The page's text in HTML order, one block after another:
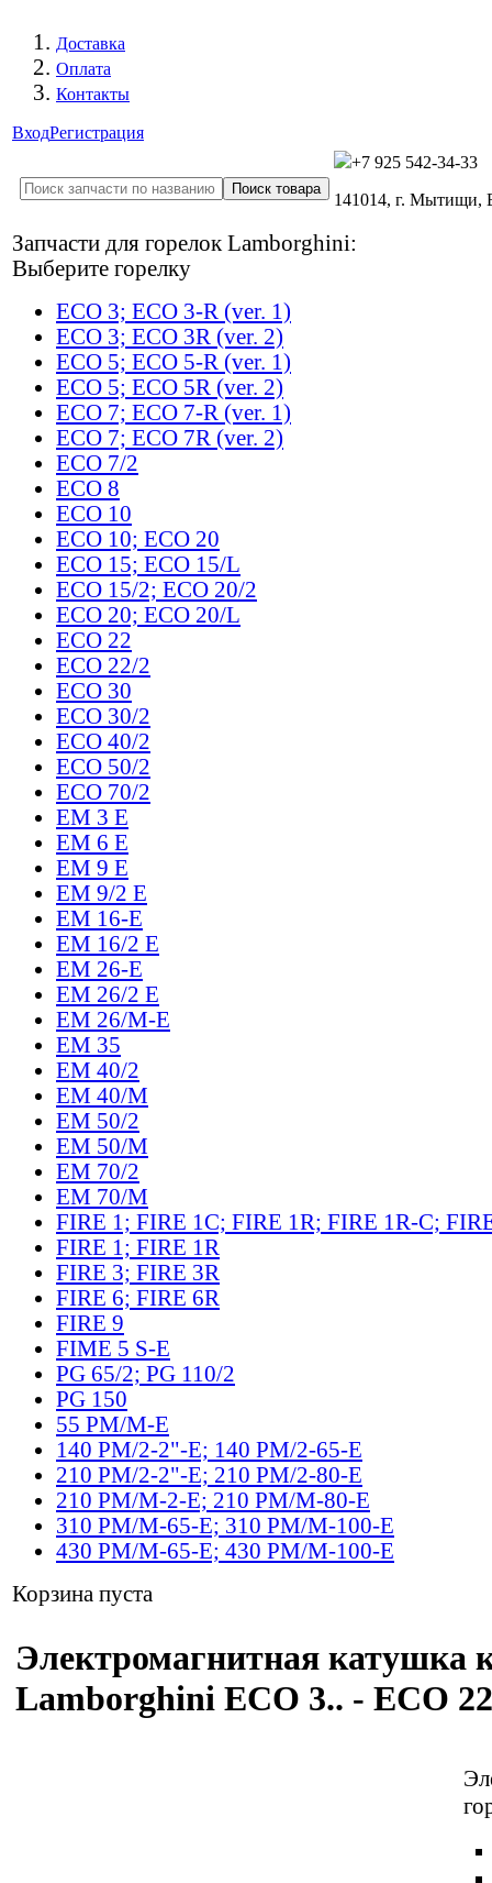
Доставка
Оплата
Контакты
ВходРегистрация
+7 925 542-34-33
141014, г. Мытищи,
Запчасти для горелок Lamborghini:
Выберите горелку
ECO 3; ECO 3-R (ver. 1)
ECO 3; ECO 3R (ver. 2)
ECO 5; ECO 5-R (ver. 1)
ECO 5; ECO 5R (ver. 2)
ECO 7; ECO 7-R (ver. 1)
ECO 7; ECO 7R (ver. 2)
ECO 7/2
ECO 8
ECO 10
ECO 10; ECO 20
ECO 15; ECO 15/L
ECO 15/2; ECO 20/2
ECO 20; ECO 20/L
ECO 22
ECO 22/2
ECO 30
ECO 30/2
ECO 40/2
ECO 50/2
ECO 70/2
EM 3 E
EM 6 E
EM 9 E
EM 9/2 E
EM 16-E
EM 16/2 E
EM 26-E
EM 26/2 E
EM 26/M-E
EM 35
EM 40/2
EM 40/M
EM 50/2
EM 50/M
EM 70/2
EM 70/M
FIRE 1; FIRE 1C; FIRE 1R; FIRE 1R-C;
FIRE 1; FIRE 1R
FIRE 3; FIRE 3R
FIRE 6; FIRE 6R
FIRE 9
FIME 5 S-E
PG 65/2; PG 110/2
PG 150
55 PM/M-E
140 PM/2-2"-E; 140 PM/2-65-E
210 PM/2-2"-E; 210 PM/2-80-E
210 PM/M-2-E; 210 PM/M-80-E
310 PM/M-65-E; 310 PM/M-100-E
430 PM/M-65-E; 430 PM/M-100-E
Корзина пуста
Электромагнитная катушка
Lamborghini ECO 3.. - ECO